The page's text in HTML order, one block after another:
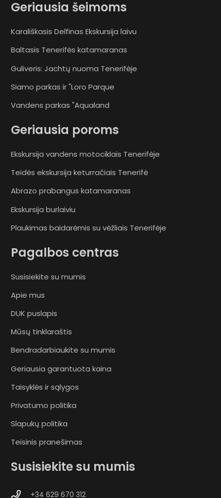
Geriausia šeimoms
Karališkasis Delfinas Ekskursija laivu
Baltasis Tenerifės katamaranas
Guliveris: Jachtų nuoma Tenerifėje
Siamo parkas ir "Loro Parque
Vandens parkas "Aqualand
Geriausia poroms
Ekskursija vandens motociklais Tenerifėje
Teidės ekskursija keturračiais Tenerifė
Abrazo prabangus katamaranas
Ekskursija burlaiviu
Plaukimas baidarėmis su vėžliais Tenerifėje
Pagalbos centras
Susisiekite su mumis
Apie mus
DUK puslapis
Mūsų tinklaraštis
Bendradarbiaukite su mumis
Geriausia garantuota kaina
Taisyklės ir sąlygos
Privatumo politika
Slapukų politika
Teisinis pranešimas
Susisiekite su mumis
+34 629 670 312